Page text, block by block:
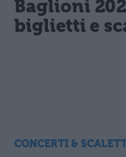
Baglioni
biglietti e
CONCERTI &